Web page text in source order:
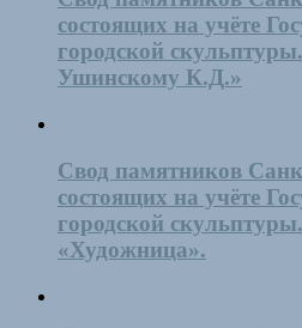
состоящих на учёте
городской
Ушинскому К.Д.»
Свод памятников
состоящих на учёте
городской
«Художница».